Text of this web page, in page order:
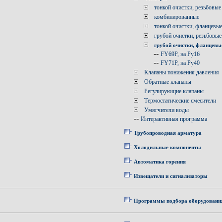
тонкой очистки, резьбовые
комбинированные
тонкой очистки, фланцевые
грубой очистки, резьбовые
грубой очистки,
-- FY69P, на Ру16
-- FY71P, на Ру40
Клапаны понижения давления
Обратные клапаны
Регулирующие клапаны
Термостатические смесители
Умягчители воды
-- Интерактивная программа
Трубопроводная арматура
Холодильные компоненты
Автоматика горения
Извещатели и сигнализаторы
Программы подбора